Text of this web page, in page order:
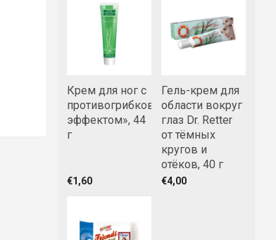
Крем для ног с
противогрибковым
эффектом», 44
г
€1,60
Гель-крем для
области вокруг
глаз Dr. Retter
от тёмных
кругов и
отёков, 40 г
€4,00